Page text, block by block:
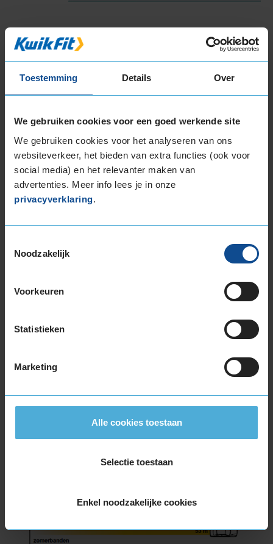
Toestemming Details Over
We gebruiken cookies voor een goed werkende site
We gebruiken cookies voor het analyseren van ons
websiteverkeer, het bieden van extra functies (ook voor
social media) en het relevanter maken van
advertenties. Meer info lees je in onze
privacyverklaring.
Noodzakelijk
Voorkeuren
Statistieken
Marketing
Alle cookies toestaan
Selectie toestaan
Enkel noodzakelijke cookies
Oneffenheden in het wegdek
Ieder wegdek bestaat uit kleine oneffenheden. De
onderstaande afbeelding laat zien hoe een
winterband vervormt het rubber makkelijker
rijdt. Hierdoor worden oneffenheden in het
wegdek makkelijker opgevangen. De band heeft
dus meer contact met het wegdek en dat
De remweg van een voertuig is afhankelijk van
wegdek, de weersomstandigheden, maar ook het